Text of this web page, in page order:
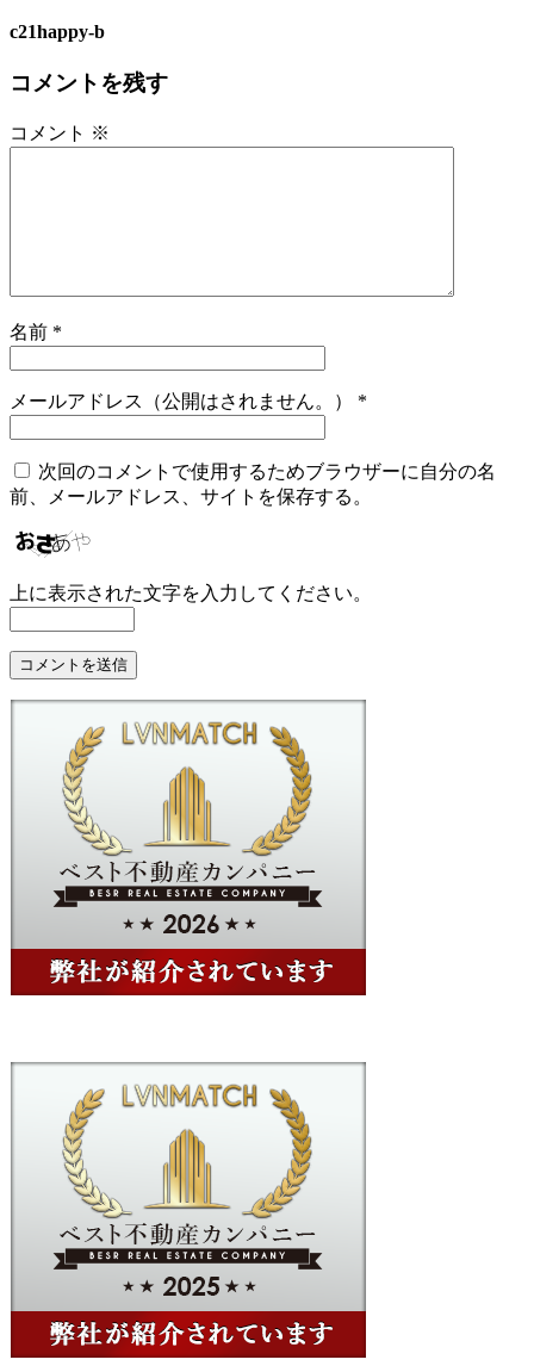
c21happy-b
コメントを残す
コメント ※
名前 *
メールアドレス（公開はされません。） *
次回のコメントで使用するためブラウザーに自分の名
前、メールアドレス、サイトを保存する。
上に表示された文字を入力してください。